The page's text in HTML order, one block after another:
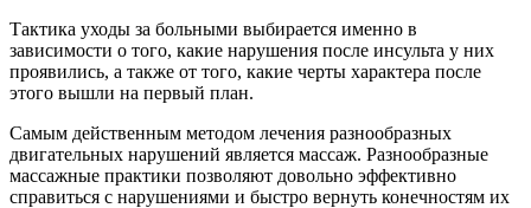
Тактика уходы за больными выбирается именно в
зависимости о того, какие нарушения после инсульта у них
проявились, а также от того, какие черты характера после
этого вышли на первый план.
Самым действенным методом лечения разнообразных
двигательных нарушений является массаж. Разнообразные
массажные практики позволяют довольно эффективно
справиться с нарушениями и быстро вернуть конечностям их